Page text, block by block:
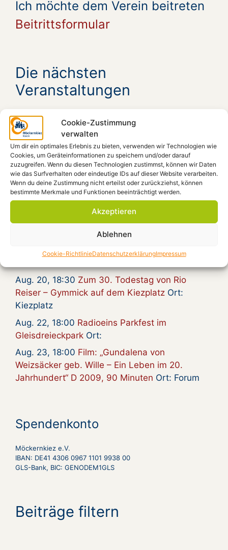
Cookie-Zustimmung
verwalten
Um dir ein optimales Erlebnis zu bieten, verwenden wir Technologien wie
Cookies, um Geräteinformationen zu speichern und/oder darauf
zuzugreifen. Wenn du diesen Technologien zustimmst, können wir Daten
wie das Surfverhalten oder eindeutige IDs auf dieser Website verarbeiten.
Wenn du deine Zustimmung nicht erteilst oder zurückziehst, können
bestimmte Merkmale und Funktionen beeinträchtigt werden.
Akzeptieren
Ablehnen
Cookie-RichtlinieDatenschutzerklärungImpressum
Ich möchte dem Verein beitreten
Beitrittsformular
Die nächsten
Veranstaltungen
Aug. 5, 19:00 KUNST GEGEN RECHTS
Aug. 8, 14:00Prüfen rettet Freiheit und
Demokratie #prüfOrt: Pariser Platz -
Brandenburger Tor
Aug. 8, 19:00 Vernissage: Künstler-Innen aus
Bad Harzburg stellen ausOrt: Möca, Forum,
Beratungsraum
Carter und Enrico FranceseOrt: Kiezplatz
Aug. 20, 15:00Gymmick singt Rio Reiser, an
Aug. 20, 18:30 Zum 30. Todestag von Rio
Reiser – Gymmick auf dem Kiezplatz Ort:
Kiezplatz
Aug. 22, 18:00 Radioeins Parkfest im
Gleisdreieckpark Ort:
Aug. 23, 18:00 Film: „Gundalena von
Weizsäcker geb. Wille – Ein Leben im 20.
Jahrhundert“ D 2009, 90 Minuten Ort: Forum
Spendenkonto
Möckernkiez e.V.
IBAN: DE41 4306 0967 1101 9938 00
GLS-Bank, BIC: GENODEM1GLS
Beiträge filtern